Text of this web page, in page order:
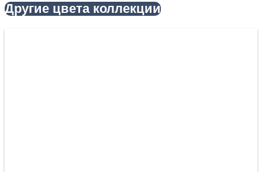
Другие цвета коллекции